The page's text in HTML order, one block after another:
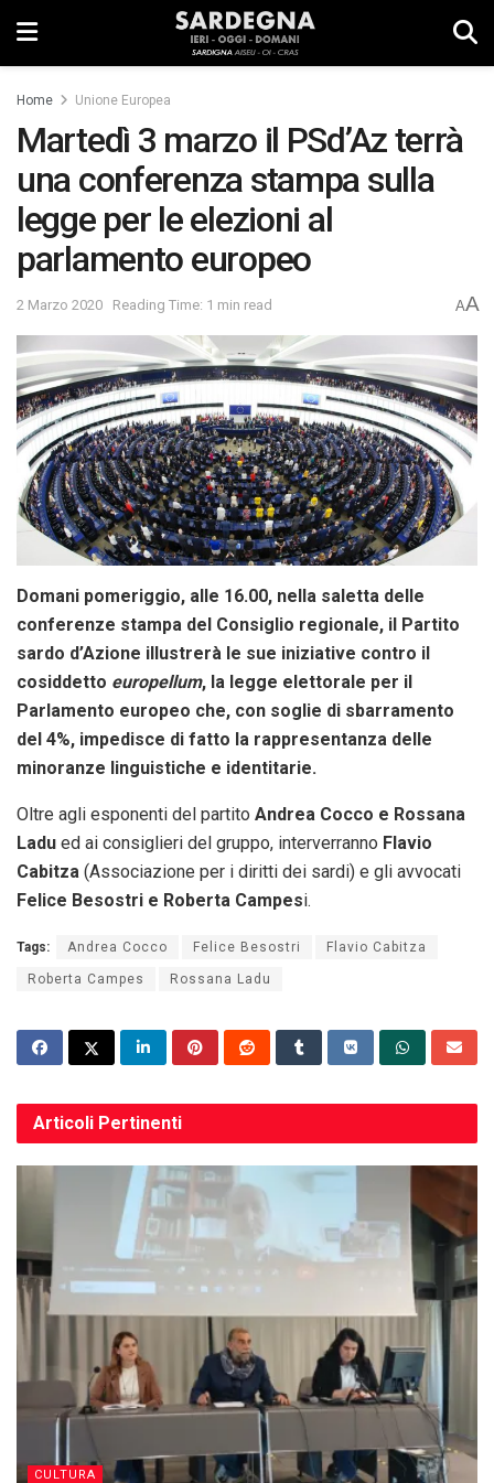
Home Unione Europea
Martedì 3 marzo il PSd’Az terrà
una conferenza stampa sulla
legge per le elezioni al
parlamento europeo
2 Marzo 2020 Reading Time: 1 min read AA
Domani pomeriggio, alle 16.00, nella saletta delle
conferenze stampa del Consiglio regionale, il Partito
sardo d’Azione illustrerà le sue iniziative contro il
cosiddetto europellum, la legge elettorale per il
Parlamento europeo che, con soglie di sbarramento
del 4%, impedisce di fatto la rappresentanza delle
minoranze linguistiche e identitarie.
Oltre agli esponenti del partito Andrea Cocco e Rossana
Ladu ed ai consiglieri del gruppo, interverranno Flavio
Cabitza (Associazione per i diritti dei sardi) e gli avvocati
Felice Besostri e Roberta Campesi.
Tags: Andrea Cocco Felice Besostri Flavio Cabitza
Roberta Campes Rossana Ladu
Articoli Pertinenti
CULTURA